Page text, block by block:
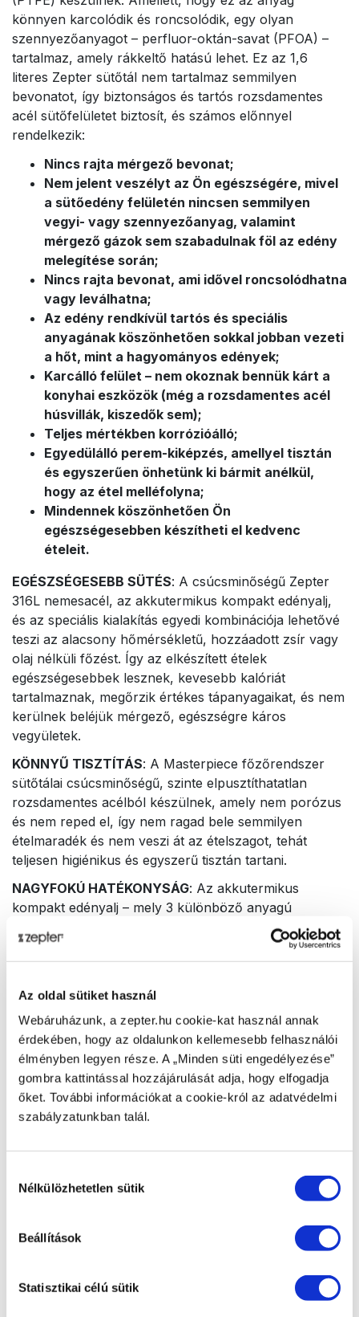
Az oldal sütiket használ
Webáruházunk, a zepter.hu cookie-kat használ annak
érdekében, hogy az oldalunkon kellemesebb felhasználói
élményben legyen része. A „Minden süti engedélyezése”
gombra kattintással hozzájárulását adja, hogy elfogadja
őket. További információkat a cookie-król az adatvédelmi
szabályzatunkban talál.
kiválasztása
Nélkülözhetetlen sütik
Beállítások
Statisztikai célú sütik
könnyen karcolódik és roncsolódik, egy olyan
szennyezőanyagot – perfluor-oktán-savat (PFOA) –
tartalmaz, amely rákkeltő hatású lehet. Ez az 1,6
literes Zepter sütőtál nem tartalmaz semmilyen
bevonatot, így biztonságos és tartós rozsdamentes
acél sütőfelületet biztosít, és számos előnnyel
rendelkezik:
Nincs rajta mérgező bevonat;
Nem jelent veszélyt az Ön egészségére, mivel
a sütőedény felületén nincsen semmilyen
vegyi- vagy szennyezőanyag, valamint
mérgező gázok sem szabadulnak föl az edény
melegítése során;
Nincs rajta bevonat, ami idővel roncsolódhatna
vagy leválhatna;
Az edény rendkívül tartós és speciális
anyagának köszönhetően sokkal jobban vezeti
a hőt, mint a hagyományos edények;
Karcálló felület – nem okoznak bennük kárt a
konyhai eszközök (még a rozsdamentes acél
húsvillák, kiszedők sem);
Teljes mértékben korrózióálló;
Egyedülálló perem-kiképzés, amellyel tisztán
és egyszerűen önhetünk ki bármit anélkül,
hogy az étel melléfolyna;
Mindennek köszönhetően Ön
egészségesebben készítheti el kedvenc
ételeit.
EGÉSZSÉGESEBB SÜTÉS: A csúcsminőségű Zepter
316L nemesacél, az akkutermikus kompakt edényalj,
és az speciális kialakítás egyedi kombinációja lehetővé
teszi az alacsony hőmérsékletű, hozzáadott zsír vagy
olaj nélküli főzést. Így az elkészített ételek
egészségesebbek lesznek, kevesebb kalóriát
tartalmaznak, megőrzik értékes tápanyagaikat, és nem
kerülnek beléjük mérgező, egészségre káros
vegyületek.
KÖNNYŰ TISZTÍTÁS: A Masterpiece főzőrendszer
sütőtálai csúcsminőségű, szinte elpusztíthatatlan
rozsdamentes acélból készülnek, amely nem porózus
és nem reped el, így nem ragad bele semmilyen
ételmaradék és nem veszi át az ételszagot, tehát
teljesen higiénikus és egyszerű tisztán tartani.
NAGYFOKÚ HATÉKONYSÁG: Az akkutermikus
kompakt edényalj – mely 3 különböző anyagú
fémrétegből áll – akkor is megtartja a felgyülemlett hőt,
ha a tűzhelyet takarékra állítottuk vagy kikapcsoltuk. E
különleges adottságnak köszönhetően alacsonyabb
takaríthatunk meg, ráadásul az ételek értékes tápanyai
is megmaradnak. Az akkutermikus kompakt edényalj
minden hőforrással használható, akár indukciós
főzőlappal is.
Technikai adatok
ø20 cm átmérőjű, 6,1 cm magas
Legalább 30 éves jótállás, amely magában foglalja a